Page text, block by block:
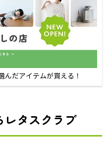
んだアイテムが買える！
レタスクラブ